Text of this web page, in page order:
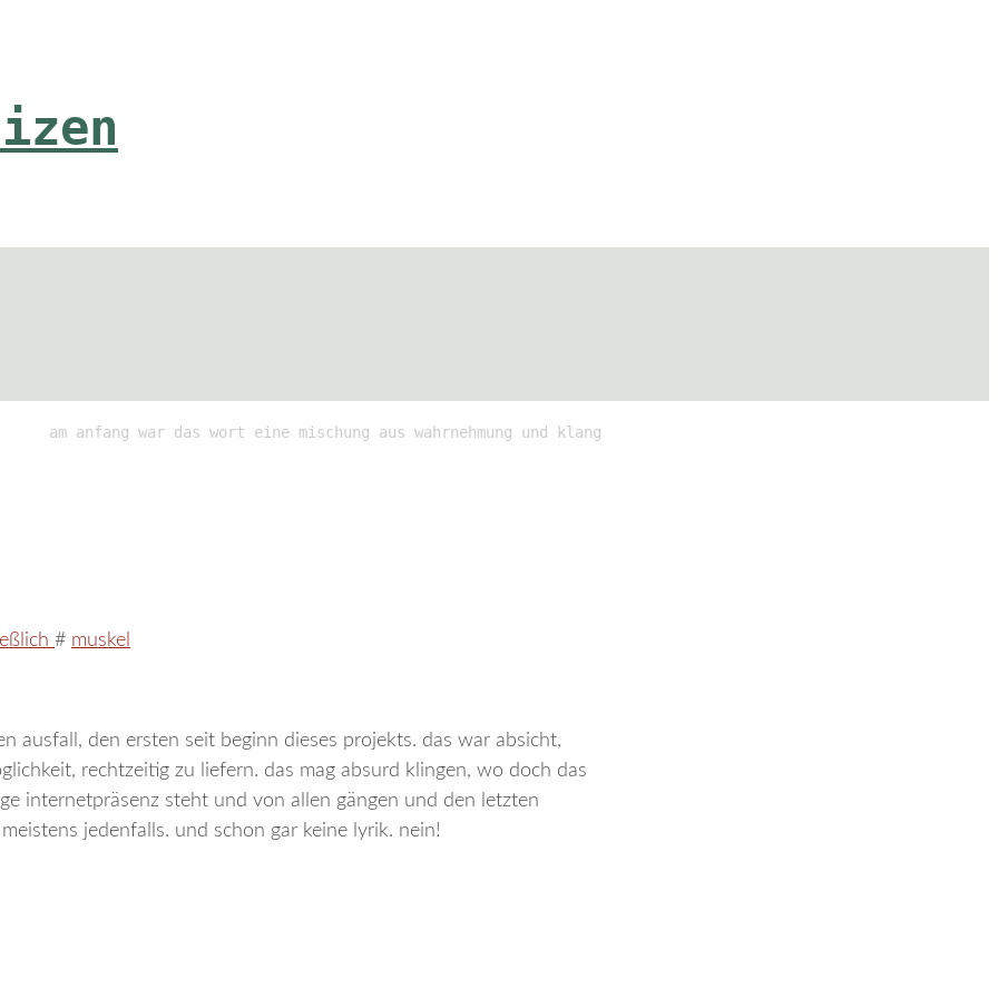
am anfang war das wort eine mischung aus wahrnehmung und klang
# muskel
ausfall, den ersten seit beginn dieses projekts. das war absicht,
rechtzeitig zu liefern. das mag absurd klingen, wo doch das
internetpräsenz steht und von allen gängen und den letzten
jedenfalls. und schon gar keine lyrik. nein!